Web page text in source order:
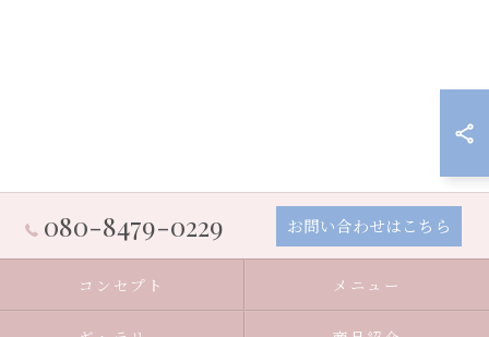
080-8479-0229 お問い合わせはこちら
コンセプト メニュー